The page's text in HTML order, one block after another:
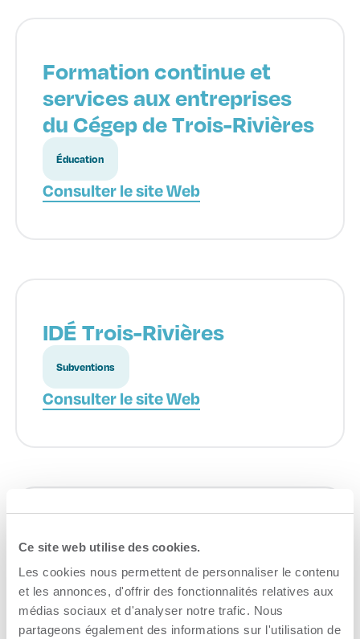
Ce site web utilise des cookies.
Les cookies nous permettent de personnaliser le contenu
et les annonces, d'offrir des fonctionnalités relatives aux
médias sociaux et d'analyser notre trafic. Nous
partageons également des informations sur l'utilisation de
Formation continue et
services aux entreprises
du Cégep de Trois-Rivières
Éducation
Consulter le site Web
IDÉ Trois-Rivières
Subventions
Consulter le site Web
La Zone entrepreneuriale
Formation
Consulter le site Web